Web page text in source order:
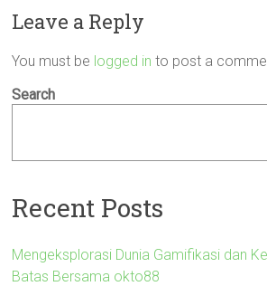
Leave a Reply
You must be logged in to post a
Search
Recent Posts
Mengeksplorasi Dunia Gamifikasi dan
Batas Bersama okto88